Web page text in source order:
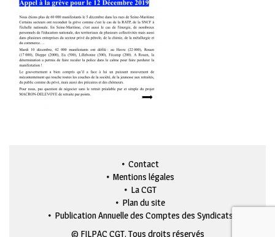
Contact
Mentions légales
La CGT
Plan du site
Publication Annuelle des Comptes des Syndicats
© FILPAC CGT. Tous droits réservés